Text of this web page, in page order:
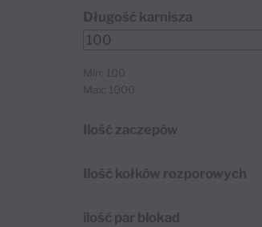
Długość karnisza
Min: 100
Max: 1000
Ilość zaczepów
Ilość kołków rozporowych
ilość par blokad